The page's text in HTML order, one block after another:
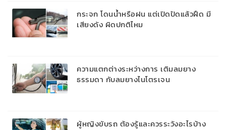
กระจก โดนน้ำหรือฝน แต่เปิดปัดแล้วฝืด มี
เสียงดัง ผิดปกติไหม
ความแตกต่างระหว่างการ เติมลมยาง
ธรรมดา กับลมยางไนโตรเจน
ผู้หญิงขับรถ ต้องรู้และควรระวังอะไรบ้าง